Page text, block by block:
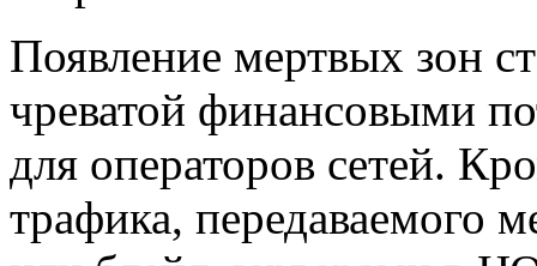
Появление мертвых зон
чреватой финансовыми
для операторов сетей.
трафика, передаваемого